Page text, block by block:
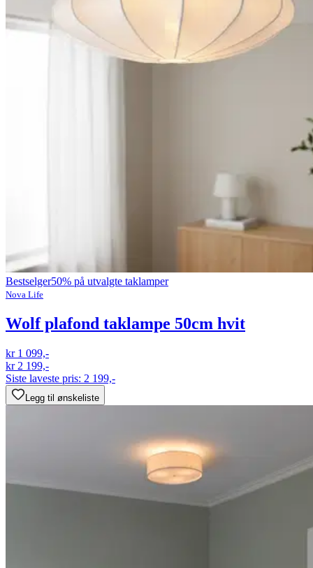
Bestselger50% på utvalgte taklamper
Nova Life
Wolf plafond taklampe 50cm hvit
kr 1 099,-
kr 2 199,-
Siste laveste pris: 2 199,-
Legg til ønskeliste